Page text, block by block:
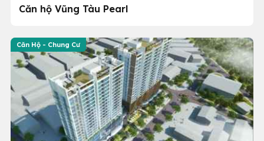
Căn hộ Vũng Tàu Pearl
Căn Hộ - Chung Cư